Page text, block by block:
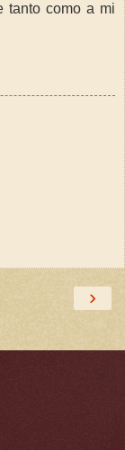
tanto como a mi
›